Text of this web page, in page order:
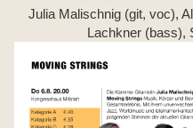
Julia Malischnig (git, voc),
Lachkner (bass),